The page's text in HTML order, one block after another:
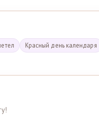
Красный день календаря